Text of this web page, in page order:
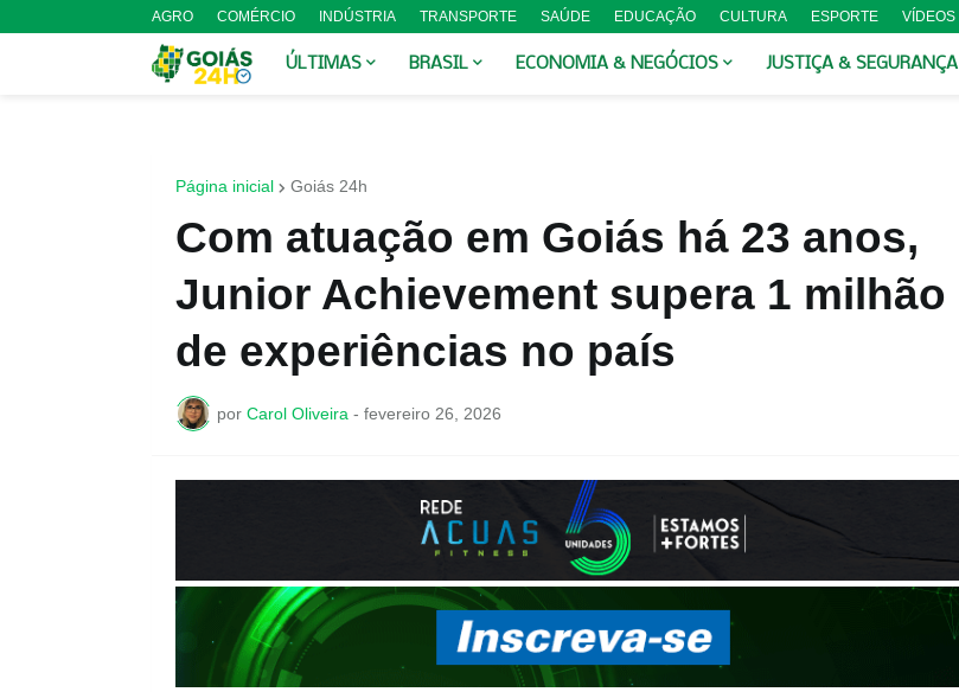
AGRO COMÉRCIO INDÚSTRIA TRANSPORTE SAÚDE EDUCAÇÃO CULTURA ESPORTE VÍDEOS
ÚLTIMAS BRASIL ECONOMIA & NEGÓCIOS JUSTIÇA & SEGURANÇA
Página inicial Goiás 24h
Com atuação em Goiás há 23 anos,
Junior Achievement supera 1 milhão
de experiências no país
por Carol Oliveira - fevereiro 26, 2026